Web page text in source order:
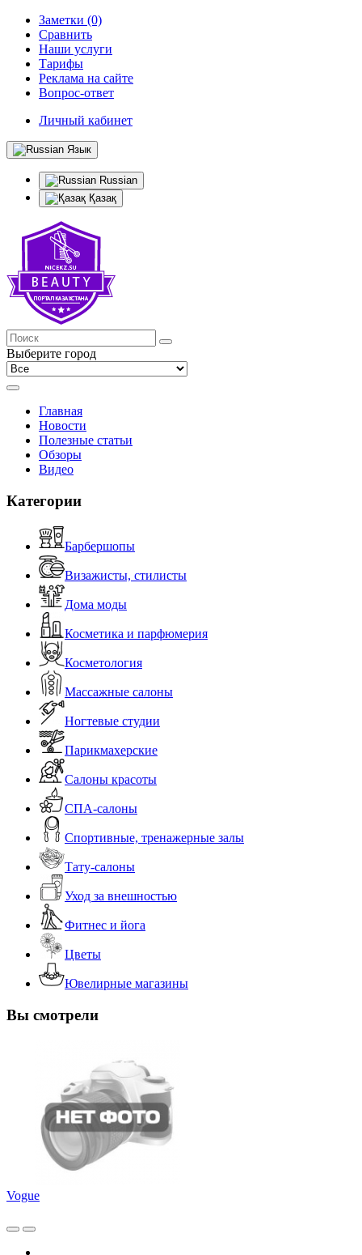
Заметки (0)
Сравнить
Наши услуги
Тарифы
Реклама на сайте
Вопрос-ответ
Личный кабинет
Язык
Russian
Қазақ
Выберите город
Главная
Новости
Полезные статьи
Обзоры
Видео
Категории
Барбершопы
Визажисты, стилисты
Дома моды
Косметика и парфюмерия
Косметология
Массажные салоны
Ногтевые студии
Парикмахерские
Салоны красоты
СПА-салоны
Спортивные, тренажерные залы
Тату-салоны
Уход за внешностью
Фитнес и йога
Цветы
Ювелирные магазины
Вы смотрели
Vogue